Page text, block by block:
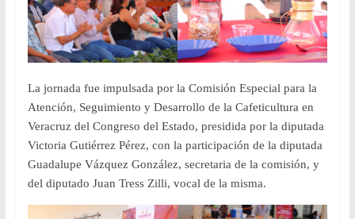
La jornada fue impulsada por la Comisión Especial para la
Atención, Seguimiento y Desarrollo de la Cafeticultura en
Veracruz del Congreso del Estado, presidida por la diputada
Victoria Gutiérrez Pérez, con la participación de la diputada
Guadalupe Vázquez González, secretaria de la comisión, y
del diputado Juan Tress Zilli, vocal de la misma.